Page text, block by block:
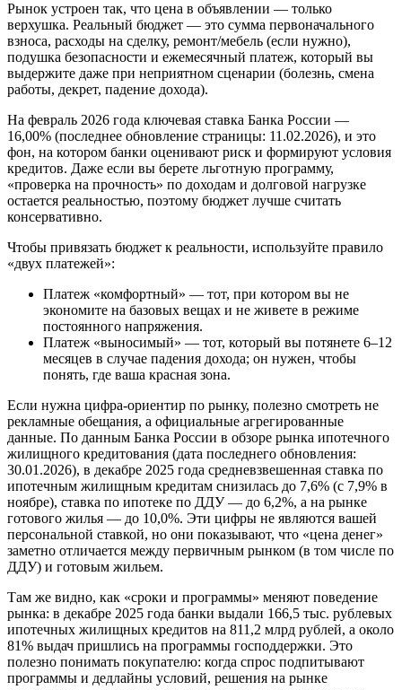
Рынок устроен так, что цена в объявлении — только
верхушка. Реальный бюджет — это сумма первоначального
взноса, расходы на сделку, ремонт/мебель (если нужно),
подушка безопасности и ежемесячный платеж, который вы
выдержите даже при неприятном сценарии (болезнь, смена
работы, декрет, падение дохода).
На февраль 2026 года ключевая ставка Банка России —
16,00% (последнее обновление страницы: 11.02.2026), и это
фон, на котором банки оценивают риск и формируют условия
кредитов. Даже если вы берете льготную программу,
«проверка на прочность» по доходам и долговой нагрузке
остается реальностью, поэтому бюджет лучше считать
консервативно.
Чтобы привязать бюджет к реальности, используйте правило
«двух платежей»:
Платеж «комфортный» — тот, при котором вы не
экономите на базовых вещах и не живете в режиме
постоянного напряжения.
Платеж «выносимый» — тот, который вы потянете 6–12
месяцев в случае падения дохода; он нужен, чтобы
понять, где ваша красная зона.
Если нужна цифра-ориентир по рынку, полезно смотреть не
рекламные обещания, а официальные агрегированные
данные. По данным Банка России в обзоре рынка ипотечного
жилищного кредитования (дата последнего обновления:
30.01.2026), в декабре 2025 года средневзвешенная ставка по
ипотечным жилищным кредитам снизилась до 7,6% (с 7,9% в
ноябре), ставка по ипотеке по ДДУ — до 6,2%, а на рынке
готового жилья — до 10,0%. Эти цифры не являются вашей
персональной ставкой, но они показывают, что «цена денег»
заметно отличается между первичным рынком (в том числе по
ДДУ) и готовым жильем.
Там же видно, как «сроки и программы» меняют поведение
рынка: в декабре 2025 года банки выдали 166,5 тыс. рублевых
ипотечных жилищных кредитов на 811,2 млрд рублей, а около
81% выдач пришлись на программы господдержки. Это
полезно понимать покупателю: когда спрос подпитывают
программы и дедлайны условий, решения на рынке